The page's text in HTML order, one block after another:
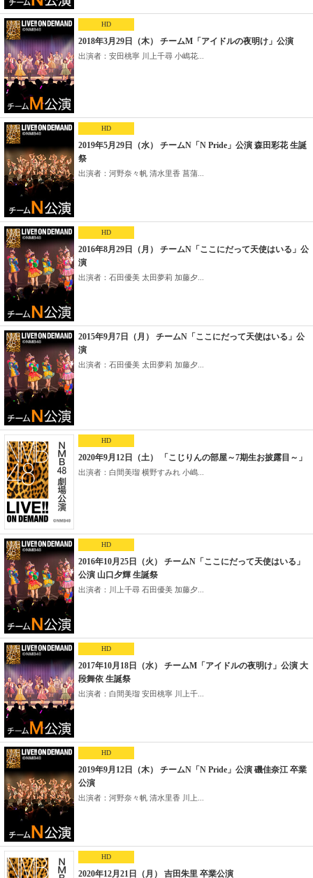
HD
2018年3月29日（木） チームM「アイドルの夜明け」公演
出演者：安田桃寧 川上千尋 小嶋花...
HD
2019年5月29日（水） チームN「N Pride」公演 森田彩花 生誕
祭
出演者：河野奈々帆 清水里香 菖蒲...
HD
2016年8月29日（月） チームN「ここにだって天使はいる」公
演
出演者：石田優美 太田夢莉 加藤夕...
2015年9月7日（月） チームN「ここにだって天使はいる」公
演
出演者：石田優美 太田夢莉 加藤夕...
HD
2020年9月12日（土） 「こじりんの部屋～7期生お披露目～」
出演者：白間美瑠 横野すみれ 小嶋...
HD
2016年10月25日（火） チームN「ここにだって天使はいる」
公演 山口夕輝 生誕祭
出演者：川上千尋 石田優美 加藤夕...
HD
2017年10月18日（水） チームM「アイドルの夜明け」公演 大
段舞依 生誕祭
出演者：白間美瑠 安田桃寧 川上千...
HD
2019年9月12日（木） チームN「N Pride」公演 磯佳奈江 卒業
公演
出演者：河野奈々帆 清水里香 川上...
HD
2020年12月21日（月） 吉田朱里 卒業公演